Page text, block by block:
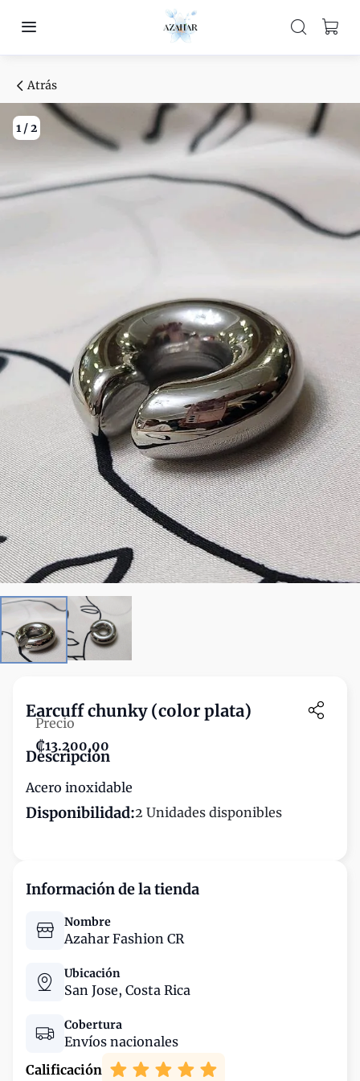
Atrás
1/2
Earcuff chunky (color plata)
Precio
₡13.200,00
Descripción
Acero inoxidable
Disponibilidad:2 Unidades disponibles
Información de la tienda
Nombre
Azahar Fashion CR
Ubicación
San Jose, Costa Rica
Cobertura
Envíos nacionales
Calificación